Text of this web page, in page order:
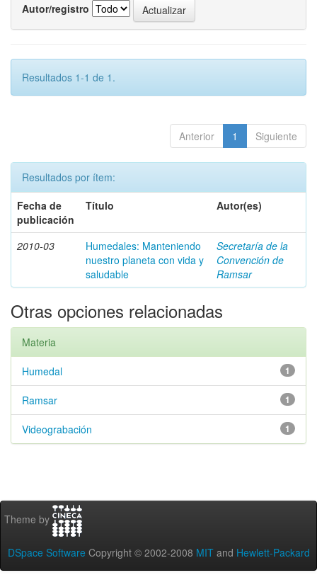
Autor/registro
Resultados 1-1 de 1.
Anterior 1 Siguiente
Resultados por ítem:
Fecha de
publicación
Título Autor(es)
2010-03
Humedales: Manteniendo
nuestro planeta con vida y
saludable
Secretaría de la
Convención de
Ramsar
Otras opciones relacionadas
Materia
1
Humedal
1
Ramsar
1
Videograbación
Theme by
DSpace Software Copyright © 2002-2008 MIT and Hewlett-Packard